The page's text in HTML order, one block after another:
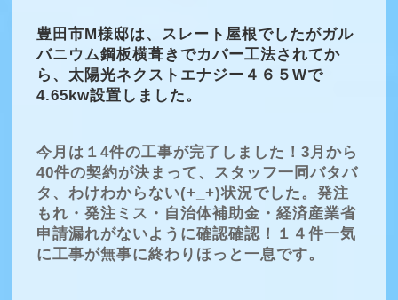
豊田市M様邸は、スレート屋根でしたがガル
バニウム鋼板横葺きでカバー工法されてか
ら、太陽光ネクストエナジー４６５Wで
4.65kw設置しました。
今月は１4件の工事が完了しました！3月から
40件の契約が決まって、スタッフ一同バタバ
タ、わけわからない(+_+)状況でした。発注
もれ・発注ミス・自治体補助金・経済産業省
申請漏れがないように確認確認！１４件一気
に工事が無事に終わりほっと一息です。